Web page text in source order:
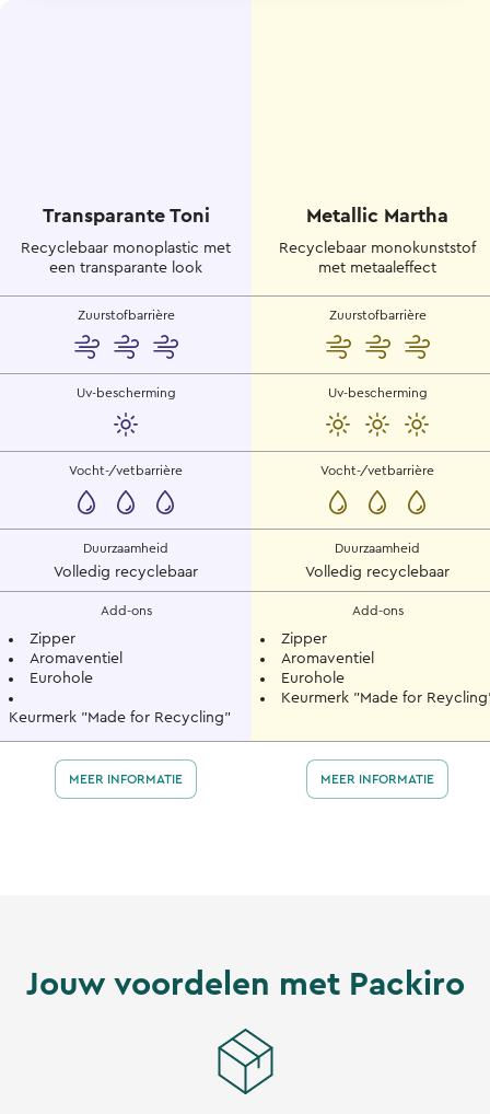
Transparante Toni
Recyclebaar monoplastic met
een transparante look
Metallic Martha
Recyclebaar monokunststof
met metaaleffect
Zuurstofbarrière Zuurstofbarrière
Uv-bescherming Uv-bescherming
Vocht-/vetbarrière Vocht-/vetbarrière
Duurzaamheid
Volledig recyclebaar
Duurzaamheid
Volledig recyclebaar
Add-ons
Zipper
Aromaventiel
Eurohole
Keurmerk "Made for Recycling"
Add-ons
Zipper
Aromaventiel
Eurohole
Keurmerk "Made for
MEER INFORMATIE MEER INFORMATIE
Jouw voordelen met Packiro